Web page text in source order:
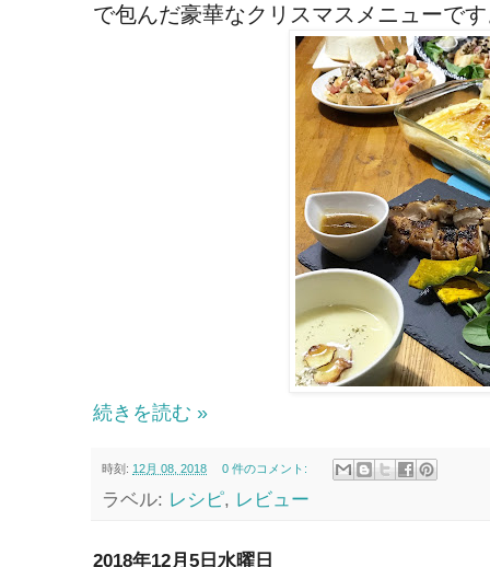
で包んだ豪華なクリスマスメニューで
続きを読む »
時刻: 12月 08, 2018 0 件のコメント:
ラベル: レシピ, レビュー
2018年12月5日水曜日